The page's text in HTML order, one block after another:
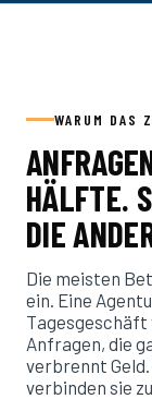
WARUM DAS
HÄLFTE.
DIE
Die meisten
ein. Eine
Tagesgeschäft
Anfragen, die
verbrennt
verbinden sie